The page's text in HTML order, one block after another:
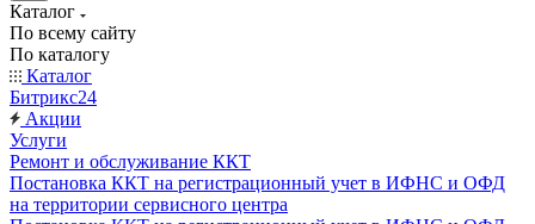
Каталог
По всему сайту
По каталогу
Каталог
Битрикс24
Акции
Услуги
Ремонт и обслуживание ККТ
Постановка ККТ на регистрационный учет в ИФНС и ОФД
на территории сервисного центра